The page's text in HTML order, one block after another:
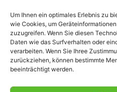
Um Ihnen ein optimales Erlebnis zu
wie Cookies, um
zuzugreifen. Wenn Sie diesen
Daten wie das Surfverhalten oder
verarbeiten. Wenn Sie Ihree
zurückziehen, können bestimmte
beeinträchtigt werden.
In einer Gewitternacht
des Sternenreichs,
Prophezeiung der Seherin,
mit einem Reiterfürsten ein
Fürstengeschlecht
Herrscher das Mädchen ab.
schwächerer Bruder, der